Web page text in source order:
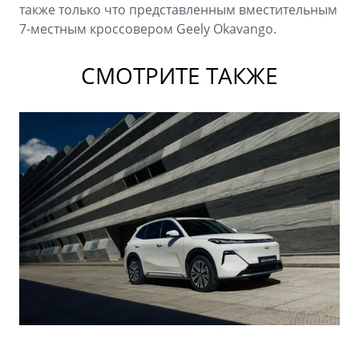
также только что представленным вместительным
7-местным кроссовером Geely Okavango.
СМОТРИТЕ ТАКЖЕ